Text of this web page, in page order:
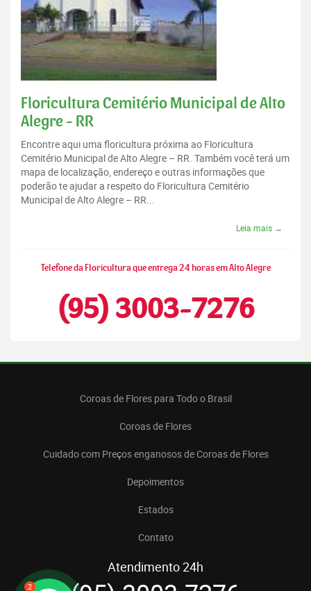
2
Floricultura Cemitério Municipal de Alto
Alegre - RR
Encontre aqui uma floricultura próxima ao Floricultura
Cemitério Municipal de Alto Alegre – RR. Também você terá um
mapa de localização, endereço e outras informações que
poderão te ajudar a respeito do Floricultura Cemitério
Municipal de Alto Alegre – RR...
Leia mais →
Telefone da Floricultura que entrega 24 horas em Alto Alegre
(95) 3003-7276
Coroas de Flores para Todo o Brasil
Coroas de Flores
Cuidado com Preços enganosos de Coroas de Flores
Depoimentos
Estados
Contato
Atendimento 24h